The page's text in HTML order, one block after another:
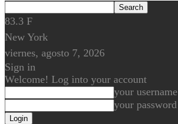
83.3 F
New York
viernes, agosto 7, 2026
Sign in
Welcome! Log into your account
your username
your password